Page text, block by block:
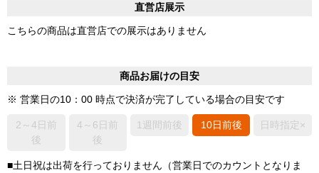
直営店展示
こちらの商品は直営店での展示はありません
商品お届けの目安
※ 営業日の10：00 時点で決済が完了している場合の目安です
2～4日前
後
4～6日前
後
1週間前後 10日前後 日時指定×
■土日祝は出荷を行っておりません（営業日でのカウントとなりま